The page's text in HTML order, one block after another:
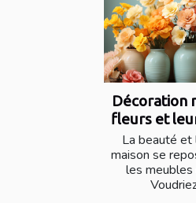
Décoration
fleurs et
La beauté et
maison se
les meubles